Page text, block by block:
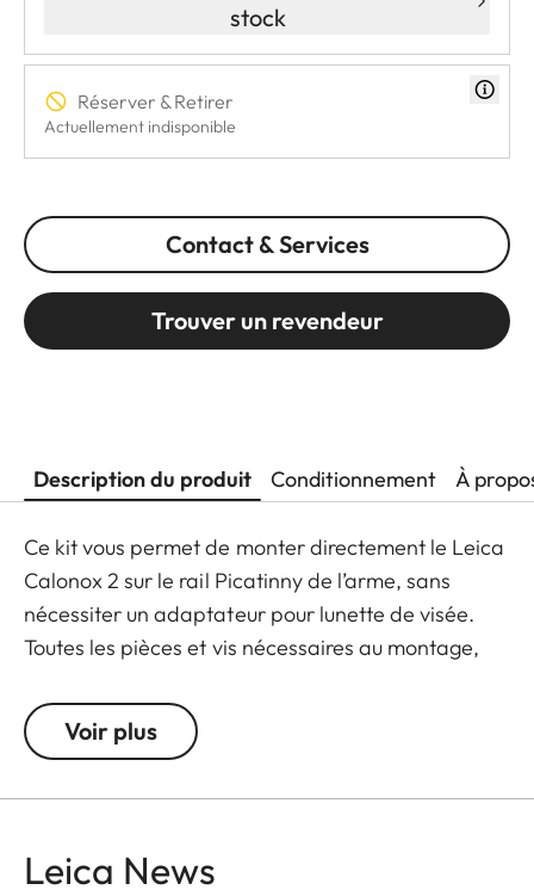
stock
Réserver & Retirer
Actuellement indisponible
Contact & Services
Trouver un revendeur
Description du produit Conditionnement À
Ce kit vous permet de monter directement le Leica
Calonox 2 sur le rail Picatinny de l’arme, sans
nécessiter un adaptateur pour lunette de visée.
Toutes les pièces et vis nécessaires au montage,
serrage est particulièrement pratique, montage et
démontage ne nécessitant aucun outil.
Voir plus
Leica News